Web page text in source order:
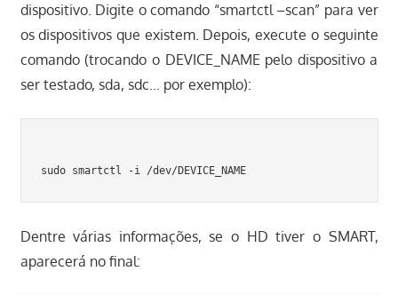
dispositivo. Digite o comando “smartctl –scan” para ver
os dispositivos que existem. Depois, execute o seguinte
comando (trocando o DEVICE_NAME pelo dispositivo a
ser testado, sda, sdc… por exemplo):
Dentre várias informações, se o HD tiver o SMART,
aparecerá no final: